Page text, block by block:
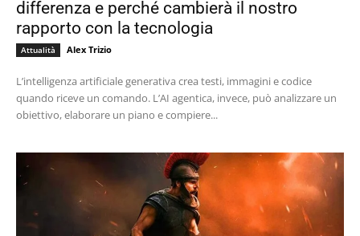
differenza e perché cambierà il nostro
rapporto con la tecnologia
Attualità Alex Trizio
L’intelligenza artificiale generativa crea testi, immagini e codice
quando riceve un comando. L’AI agentica, invece, può analizzare un
obiettivo, elaborare un piano e compiere...